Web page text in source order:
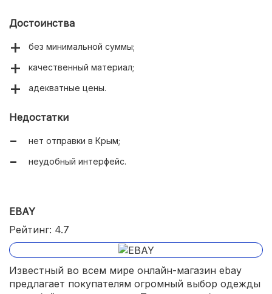
Достоинства
без минимальной суммы;
качественный материал;
адекватные цены.
Недостатки
нет отправки в Крым;
неудобный интерфейс.
EBAY
Рейтинг: 4.7
Известный во всем мире онлайн-магазин ebay
предлагает покупателям огромный выбор одежды